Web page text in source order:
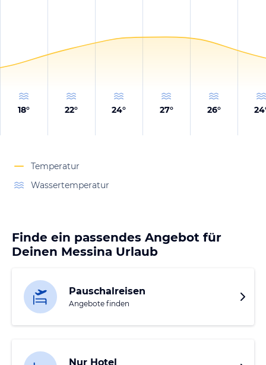
18° 22° 24° 27° 26° 24
Temperatur
Wassertemperatur
Finde ein passendes Angebot für
Deinen Messina Urlaub
Pauschalreisen
Angebote finden
Nur Hotel